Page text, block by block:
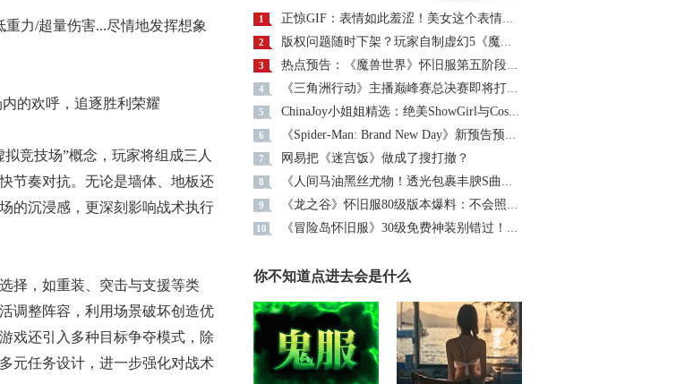
力/超量伤害...尽情地发挥想象
的欢呼，追逐胜利荣耀
竞技场”概念，玩家将组成三人
节奏对抗。无论是墙体、地板还
的沉浸感，更深刻影响战术执行
择，如重装、突击与支援等类
调整阵容，利用场景破坏创造优
戏还引入多种目标争夺模式，除
元任务设计，进一步强化对战术
1 正惊GIF：表情如此羞涩！美女这个表情太好看，直接让人遐想连篇
2 版权问题随时下架？玩家自制虚幻5《魔兽世界》8月15日上线
3 热点预告：《魔兽世界》怀旧服第五阶段开启！《三角洲行动》开启全新宝藏月摸大红！
4 《三角洲行动》主播巅峰赛总决赛即将打响！8月2日，群星汇聚，新王加冕！
5 ChinaJoy小姐姐精选：绝美ShowGirl与Coser大赏！（5）
6 《Spider-Man: Brand New Day》新预告预计明日发布，另有一张新剧照公开
7 网易把《迷宫饭》做成了搜打撤？
8 《人间马油黑丝尤物！透光包裹丰腴S曲线腰臀比0.7！简杜Q弹蛮腰裹马油丝の致命诱惑》
9 《龙之谷》怀旧服80级版本爆料：不会照搬正式服，这次要玩点不一样的
10 《冒险岛怀旧服》30级免费神装别错过！新手必看重点攻略
你不知道点进去会是什么